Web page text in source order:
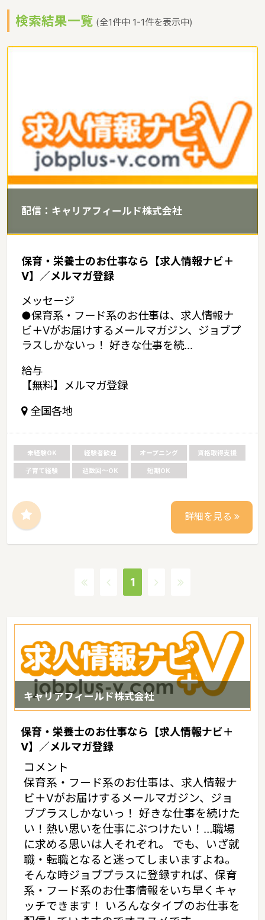
内には、保育所や保育施設が278施設あり、保育士求人倍率が1.17
となっています。（2017年10月現在）香川県の市町村は17。香川
県の家賃相場：5.2万円（2017年10月賃貸住宅 D-room調べ） 香
ても知られる「善通寺」、 寛永通宝の銭形砂絵で知られる「観音
寺」対岸の倉敷市児島から坂出市にかけて海上に架けられた「瀬戸
大橋」が有名であるというような特徴があるエリアです。
検索結果一覧 (全1件中 1-1件を表示中)
配信：キャリアフィールド株式会社
保育・栄養士のお仕事なら【求人情報ナビ＋
V】／メルマガ登録
メッセージ
●保育系・フード系のお仕事は、求人情報ナ
ビ＋Vがお届けするメールマガジン、ジョブプ
ラスしかないっ！ 好きな仕事を続...
給与
【無料】メルマガ登録
全国各地
未経験OK 経験者歓迎 オープニング 資格取得支援
子育て経験 週数回～OK 短期OK
詳細を見る
1
キャリアフィールド株式会社
保育・栄養士のお仕事なら【求人情報ナビ＋
V】／メルマガ登録
コメント
保育系・フード系のお仕事は、求人情報ナ
ビ＋Vがお届けするメールマガジン、ジョ
ブプラスしかないっ！ 好きな仕事を続けた
い！熱い思いを仕事にぶつけたい！…職場
に求める思いは人それぞれ。 でも、いざ就
職・転職となると迷ってしまいますよね。
そんな時ジョブプラスに登録すれば、保育
系・フード系のお仕事情報をいち早くキャ
ッチできます！ いろんなタイプのお仕事を